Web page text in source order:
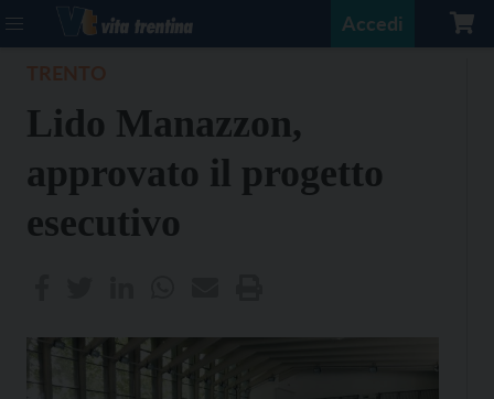
Accedi
Lido Manazzon,
approvato il progetto
esecutivo